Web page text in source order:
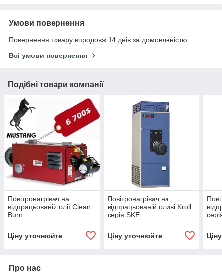
Умови повернення
Повернення товару впродовж 14 днів за домовленістю
Всі умови повернення
Подібні товари компанії
Повітронагрівач на
відпрацьованій олії Clean
Burn
Ціну уточнюйте
Повітронагрівач на
відпрацьованій оливі Kroll
серія SKE
Ціну уточнюйте
Про нас